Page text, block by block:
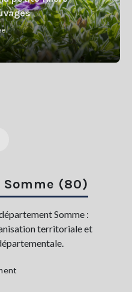
(80)
Somme :
territoriale et